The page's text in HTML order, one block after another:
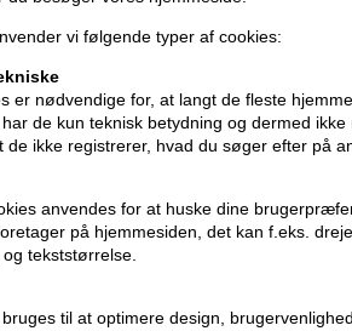
vi følgende typer af cookies:
er nødvendige for, at langt de fleste
de kun teknisk betydning og dermed
ikke registrerer, hvad du søger efter på
anvendes for at huske dine
på hjemmesiden, det kan f.eks.
tekststørrelse.
til at optimere design,
m/Gloss